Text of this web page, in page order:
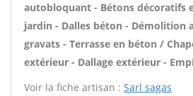
autobloquant - Bétons décoratifs
jardin - Dalles béton - Démolition
gravats - Terrasse en béton /
extérieur - Dallage extérieur -
Voir la fiche artisan : Sarl sagas